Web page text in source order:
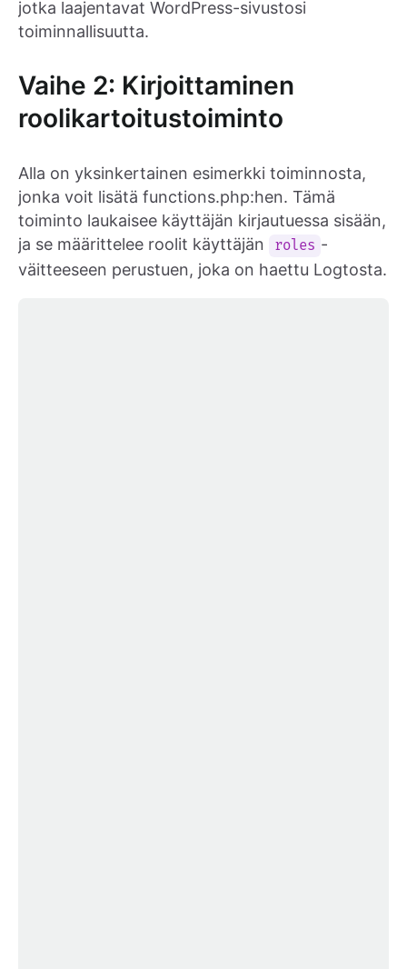
jotka laajentavat WordPress-sivustosi
toiminnallisuutta.
Vaihe 2: Kirjoittaminen
roolikartoitustoiminto
Alla on yksinkertainen esimerkki toiminnosta,
jonka voit lisätä functions.php:hen. Tämä
toiminto laukaisee käyttäjän kirjautuessa sisään,
ja se määrittelee roolit käyttäjän
roles -
väitteeseen perustuen, joka on haettu Logtosta.